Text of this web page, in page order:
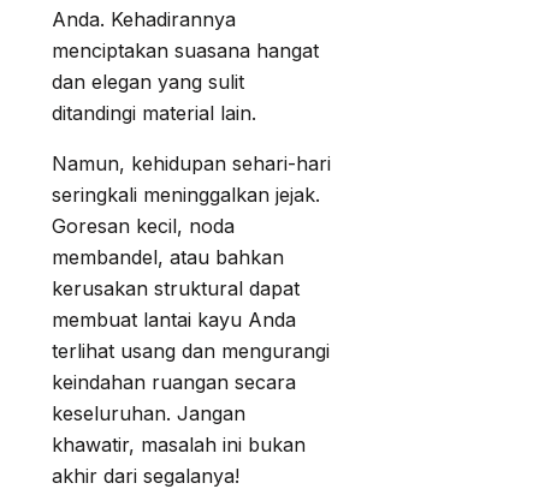
Anda. Kehadirannya
menciptakan suasana hangat
dan elegan yang sulit
ditandingi material lain.
Namun, kehidupan sehari-hari
seringkali meninggalkan jejak.
Goresan kecil, noda
membandel, atau bahkan
kerusakan struktural dapat
membuat lantai kayu Anda
terlihat usang dan mengurangi
keindahan ruangan secara
keseluruhan. Jangan
khawatir, masalah ini bukan
akhir dari segalanya!